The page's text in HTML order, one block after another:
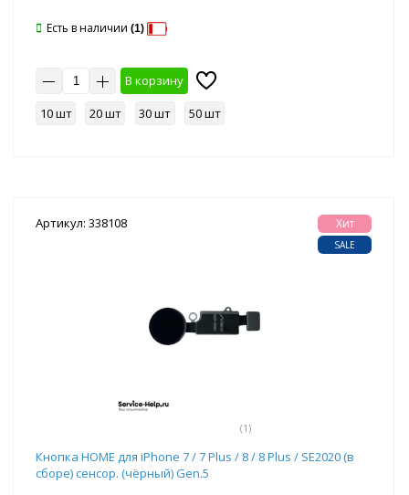
Есть в наличии (1)
В корзину
10 шт
20 шт 30 шт 50 шт
Артикул: 338108
(1)
Хит
SALE
Кнопка HOME для iPhone 7 / 7 Plus / 8 / 8 Plus / SE2020 (в
сборе) сенсор. (чёрный) Gen.5